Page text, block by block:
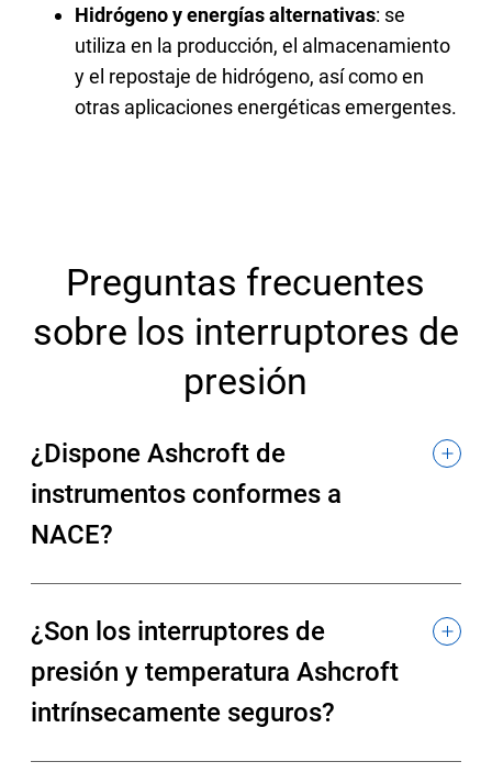
Hidrógeno y energías alternativas: se
utiliza en la producción, el almacenamiento
y el repostaje de hidrógeno, así como en
otras aplicaciones energéticas emergentes.
Preguntas frecuentes
sobre los interruptores de
presión
¿Dispone Ashcroft de
instrumentos conformes a
NACE?
¿Son los interruptores de
presión y temperatura Ashcroft
intrínsecamente seguros?